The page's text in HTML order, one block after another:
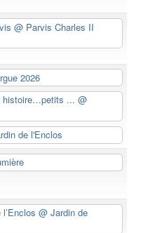
@ Parvis Charles II
2026
histoire…petits ... @
de l'Enclos
@ Jardin de